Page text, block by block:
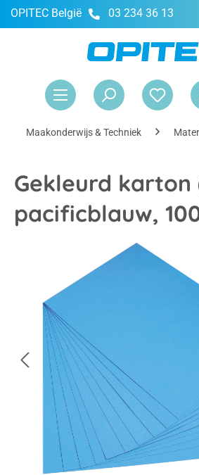
OPITEC België 03 234 36 13
Maakonderwijs & Techniek
Gekleurd karton
pacificblauw,
Afbeeldingengalerij overslaan